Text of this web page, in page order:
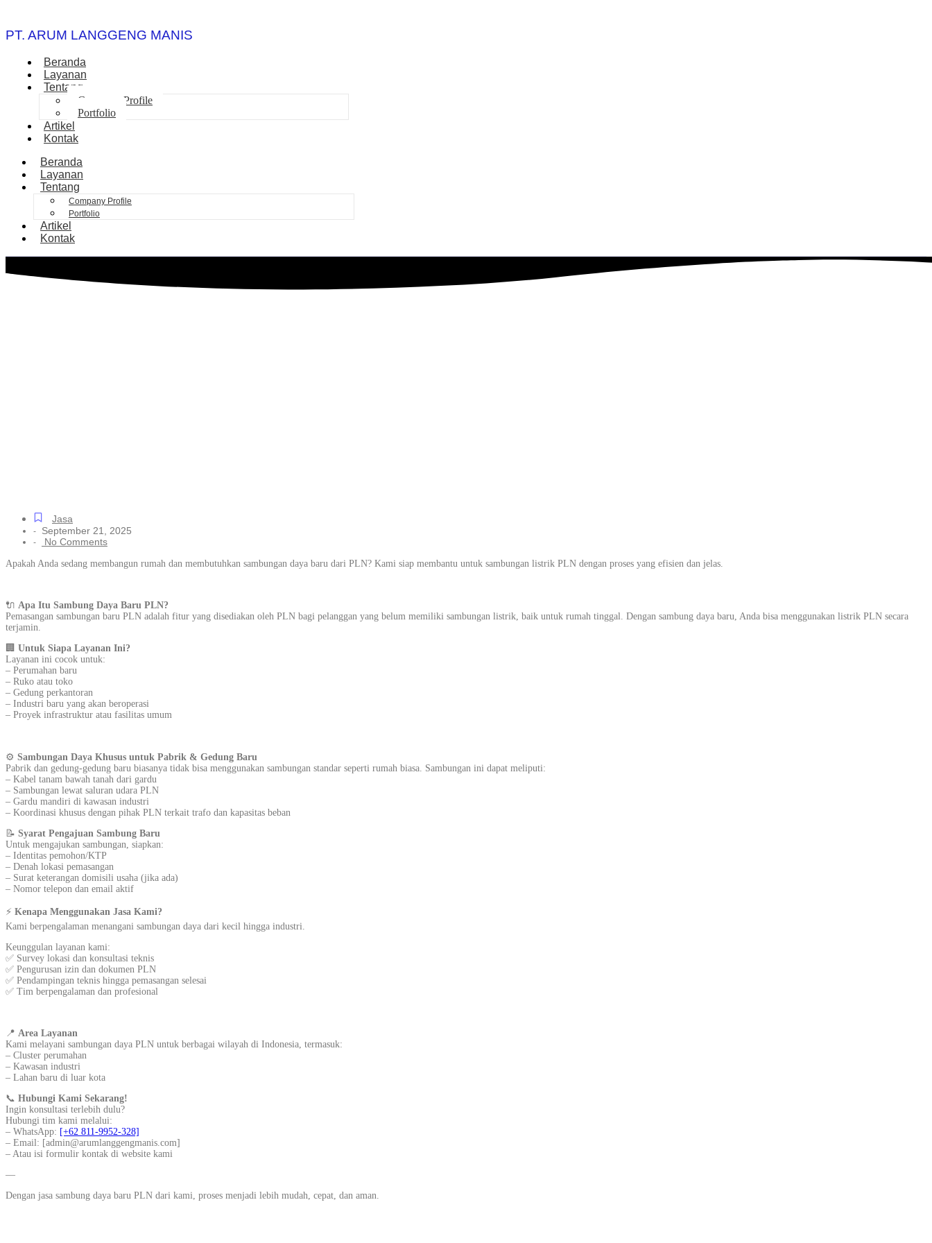
PT. ARUM LANGGENG MANIS
Beranda
Layanan
Tentang
Company Profile
Portfolio
Artikel
Kontak
Beranda
Layanan
Tentang
Company Profile
Portfolio
Artikel
Kontak
Jasa
- September 21, 2025
- No Comments
Apakah Anda sedang membangun rumah dan membutuhkan sambungan daya baru dari PLN? Kami siap membantu untuk sambungan listrik PLN dengan proses yang efisien dan jelas.
🔌 Apa Itu Sambung Daya Baru PLN?
Pemasangan sambungan baru PLN adalah fitur yang disediakan oleh PLN bagi pelanggan yang belum memiliki sambungan listrik, baik untuk rumah tinggal. Dengan sambung daya baru, Anda bisa menggunakan listrik PLN secara
terjamin.
🏢 Untuk Siapa Layanan Ini?
Layanan ini cocok untuk:
– Perumahan baru
– Ruko atau toko
– Gedung perkantoran
– Industri baru yang akan beroperasi
– Proyek infrastruktur atau fasilitas umum
⚙️ Sambungan Daya Khusus untuk Pabrik & Gedung Baru
Pabrik dan gedung-gedung baru biasanya tidak bisa menggunakan sambungan standar seperti rumah biasa. Sambungan ini dapat meliputi:
– Kabel tanam bawah tanah dari gardu
– Sambungan lewat saluran udara PLN
– Gardu mandiri di kawasan industri
– Koordinasi khusus dengan pihak PLN terkait trafo dan kapasitas beban
📝 Syarat Pengajuan Sambung Baru
Untuk mengajukan sambungan, siapkan:
– Identitas pemohon/KTP
– Denah lokasi pemasangan
– Surat keterangan domisili usaha (jika ada)
– Nomor telepon dan email aktif
⚡ Kenapa Menggunakan Jasa Kami?
Kami berpengalaman menangani sambungan daya dari kecil hingga industri.
Keunggulan layanan kami:
✅ Survey lokasi dan konsultasi teknis
✅ Pengurusan izin dan dokumen PLN
✅ Pendampingan teknis hingga pemasangan selesai
✅ Tim berpengalaman dan profesional
📍 Area Layanan
Kami melayani sambungan daya PLN untuk berbagai wilayah di Indonesia, termasuk:
– Cluster perumahan
– Kawasan industri
– Lahan baru di luar kota
📞 Hubungi Kami Sekarang!
Ingin konsultasi terlebih dulu?
Hubungi tim kami melalui:
– WhatsApp: [+62 811-9952-328]
– Email: [admin@arumlanggengmanis.com]
– Atau isi formulir kontak di website kami
—
Dengan jasa sambung daya baru PLN dari kami, proses menjadi lebih mudah, cepat, dan aman.